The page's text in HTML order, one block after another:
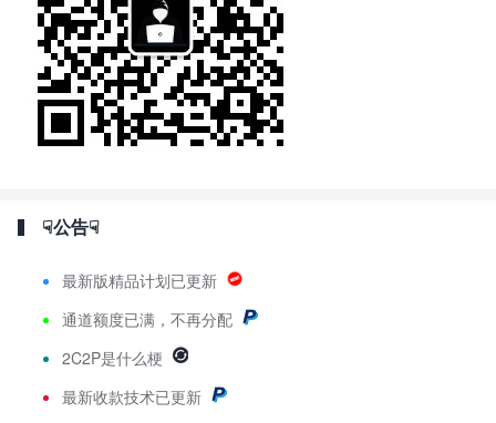
☟公告☟
最新版精品计划已更新
通道额度已满，不再分配
2C2P是什么梗
最新收款技术已更新